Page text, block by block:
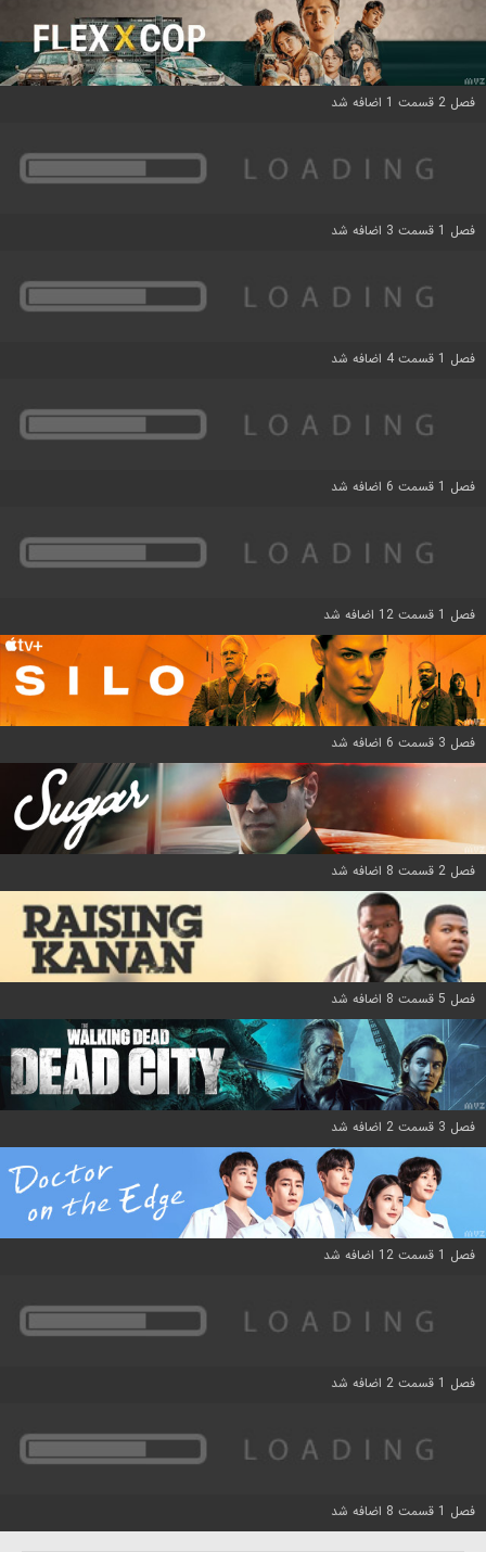
فصل 2 قسمت 1 اضافه شد
فصل 1 قسمت 3 اضافه شد
فصل 1 قسمت 4 اضافه شد
فصل 1 قسمت 6 اضافه شد
فصل 1 قسمت 12 اضافه شد
فصل 3 قسمت 6 اضافه شد
فصل 2 قسمت 8 اضافه شد
فصل 5 قسمت 8 اضافه شد
فصل 3 قسمت 2 اضافه شد
فصل 1 قسمت 12 اضافه شد
فصل 1 قسمت 2 اضافه شد
فصل 1 قسمت 8 اضافه شد